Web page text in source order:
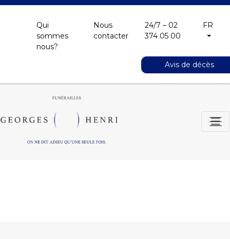
Qui
sommes
nous?
Nous
contacter
24/7 – 02
374 05 00
FR
Avis de décès